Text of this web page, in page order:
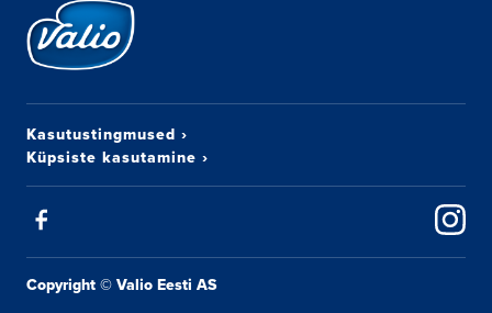
Kasutustingmused ›
Küpsiste kasutamine ›
Copyright © Valio Eesti AS